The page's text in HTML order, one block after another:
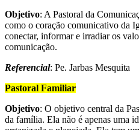
Objetivo: A Pastoral da
como o coração comunicativo da
conectar, informar e irradiar os
comunicação.
Referencial: Pe. Jarbas Mesquita
Pastoral Familiar
Objetivo: O objetivo central da
da família. Ela não é apenas uma